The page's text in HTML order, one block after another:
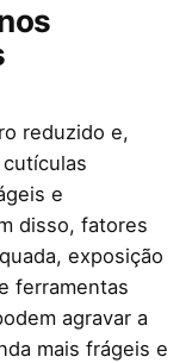
reduzido e,
e
disso, fatores
exposição
ferramentas
agravar a
mais frágeis e